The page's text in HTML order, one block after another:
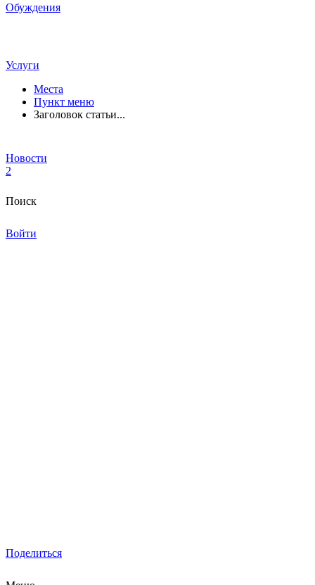
Обуждения
Услуги
Места
Пункт меню
Заголовок статьи...
Новости
2
Поиск
Войти
Поделиться